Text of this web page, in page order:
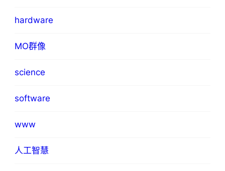
hardware
MO群像
science
software
www
人工智慧